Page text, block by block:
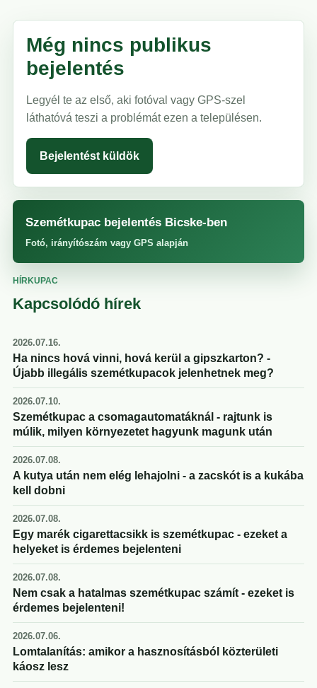
Még nincs publikus
bejelentés
Legyél te az első, aki fotóval vagy GPS-szel
láthatóvá teszi a problémát ezen a településen.
Bejelentést küldök
Szemétkupac bejelentés Bicske-ben
Fotó, irányítószám vagy GPS alapján
HÍRKUPAC
Kapcsolódó hírek
2026.07.16.
Ha nincs hová vinni, hová kerül a gipszkarton? -
Újabb illegális szemétkupacok jelenhetnek meg?
2026.07.10.
Szemétkupac a csomagautomatáknál - rajtunk is
múlik, milyen környezetet hagyunk magunk után
2026.07.08.
A kutya után nem elég lehajolni - a zacskót is a kukába
kell dobni
2026.07.08.
Egy marék cigarettacsikk is szemétkupac - ezeket a
helyeket is érdemes bejelenteni
2026.07.08.
Nem csak a hatalmas szemétkupac számít - ezeket is
érdemes bejelenteni!
2026.07.06.
Lomtalanítás: amikor a hasznosításból közterületi
káosz lesz